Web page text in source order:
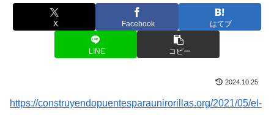
X Facebook はてブ
LINE コピー
2024.10.25
https://construyendopuentesparaunirorillas.org/2021/05/el-